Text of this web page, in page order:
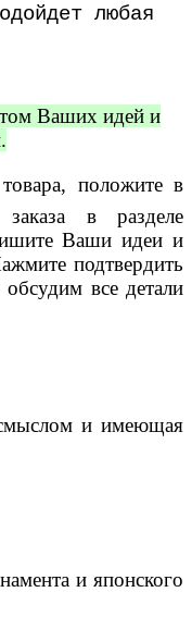
любая
Ваших идей и
положите в
в разделе
Ваши идеи и
подтвердить
все детали
смыслом и имеющая
и японского